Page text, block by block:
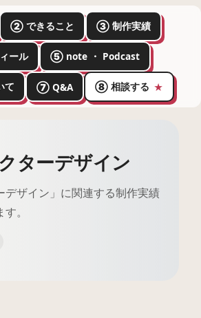
② できること ③ 制作実績
ール ⑤ note ・ Podcast
て ⑦ Q&A ⑧ 相談する ★
ターデザイン
デザイン」に関連する制作実績
。